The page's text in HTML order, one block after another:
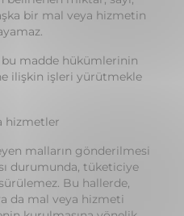
ilişkin işleri yürütmekle
malların gönderilmesi
durumunda, tüketiciye
Bu hallerde,
da mal veya hizmeti
kurulmasına yönelik
Tüketicinin malı
etmek gibi bir